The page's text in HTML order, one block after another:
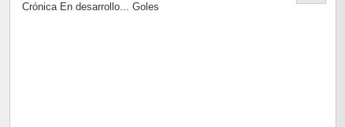
Crónica En desarrollo... Goles